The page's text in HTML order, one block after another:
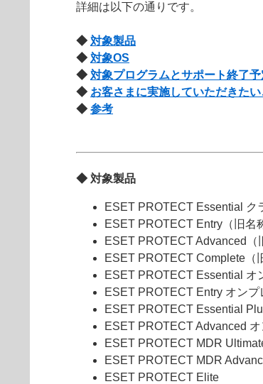
詳細は以下の通りです。
◆ 対象製品
◆ 対象OS
◆ 対象プログラムとサポート終了予
◆ お客さまに実施していただきたい
◆ 参考
◆ 対象製品
ESET PROTECT Essential ク
ESET PROTECT Entry（旧名
ESET PROTECT Advanced（
ESET PROTECT Complete（
ESET PROTECT Essential オ
ESET PROTECT Entry オンプ
ESET PROTECT Essential
ESET PROTECT Advanced
ESET PROTECT MDR
ESET PROTECT MDR
ESET PROTECT Elite